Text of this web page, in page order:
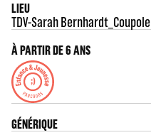
LIEU
TDV-Sarah Bernhardt_Coupole
À PARTIR DE 6 ANS
GÉNÉRIQUE